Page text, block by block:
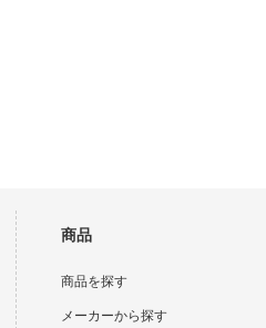
商品
商品を探す
メーカーから探す